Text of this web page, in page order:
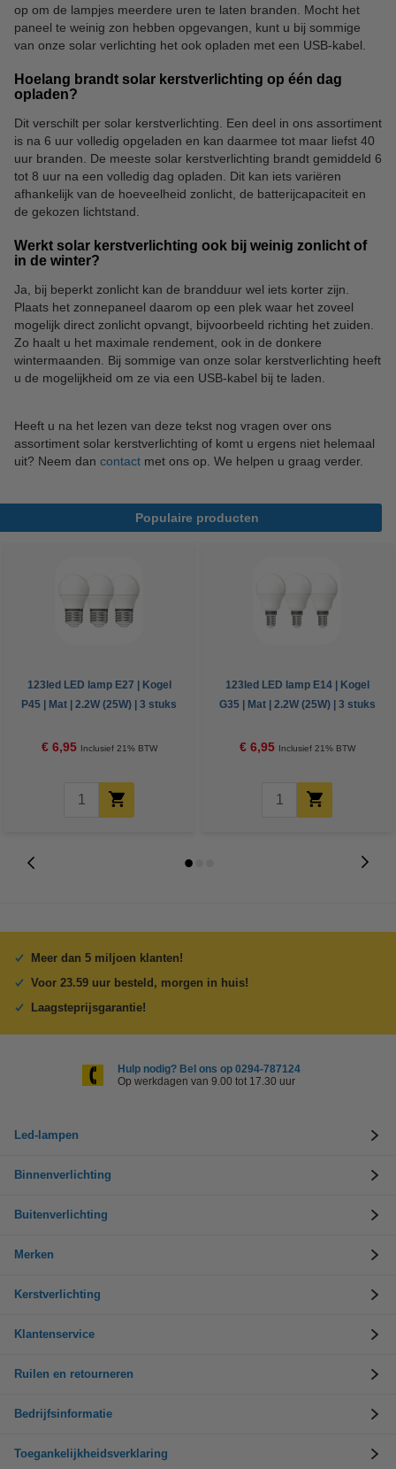
op om de lampjes meerdere uren te laten branden. Mocht het
paneel te weinig zon hebben opgevangen, kunt u bij sommige
van onze solar verlichting het ook opladen met een USB-kabel.
Hoelang brandt solar kerstverlichting op één dag
opladen?
Dit verschilt per solar kerstverlichting. Een deel in ons assortiment
is na 6 uur volledig opgeladen en kan daarmee tot maar liefst 40
uur branden. De meeste solar kerstverlichting brandt gemiddeld 6
tot 8 uur na een volledig dag opladen. Dit kan iets variëren
afhankelijk van de hoeveelheid zonlicht, de batterijcapaciteit en
de gekozen lichtstand.
Werkt solar kerstverlichting ook bij weinig zonlicht of
in de winter?
Ja, bij beperkt zonlicht kan de brandduur wel iets korter zijn.
Plaats het zonnepaneel daarom op een plek waar het zoveel
mogelijk direct zonlicht opvangt, bijvoorbeeld richting het zuiden.
Zo haalt u het maximale rendement, ook in de donkere
wintermaanden. Bij sommige van onze solar kerstverlichting heeft
u de mogelijkheid om ze via een USB-kabel bij te laden.
Heeft u na het lezen van deze tekst nog vragen over ons
assortiment solar kerstverlichting of komt u ergens niet helemaal
uit? Neem dan contact met ons op. We helpen u graag verder.
Populaire producten
123led LED lamp E27 | Kogel
P45 | Mat | 2.2W (25W) | 3 stuks
€ 6,95 Inclusief 21% BTW
123led LED lamp E14 | Kogel
G35 | Mat | 2.2W (25W) | 3 stuks
€ 6,95 Inclusief 21% BTW
Meer dan 5 miljoen klanten!
Voor 23.59 uur besteld, morgen in huis!
Laagsteprijsgarantie!
Hulp nodig? Bel ons op 0294-787124
Op werkdagen van 9.00 tot 17.30 uur
Led-lampen
Binnenverlichting
Buitenverlichting
Merken
Kerstverlichting
Klantenservice
Ruilen en retourneren
Bedrijfsinformatie
Toegankelijkheidsverklaring